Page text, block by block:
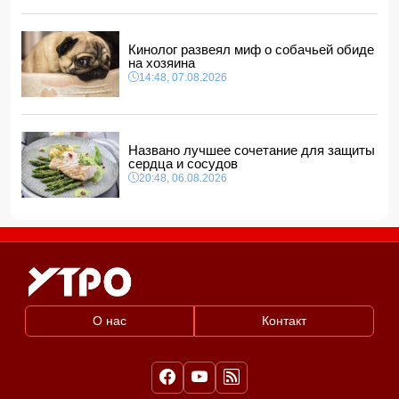
Кинолог развеял миф о собачьей обиде
на хозяина
14:48, 07.08.2026
Названо лучшее сочетание для защиты
сердца и сосудов
20:48, 06.08.2026
О нас Контакт